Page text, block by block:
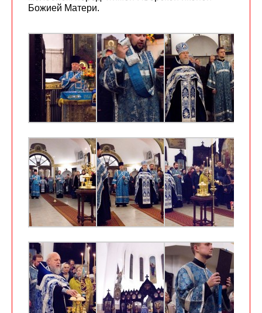
Божией Матери.